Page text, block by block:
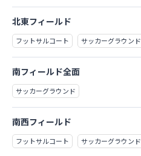
北東フィールド
フットサルコート サッカーグラウンド
南フィールド全面
サッカーグラウンド
南西フィールド
フットサルコート サッカーグラウンド